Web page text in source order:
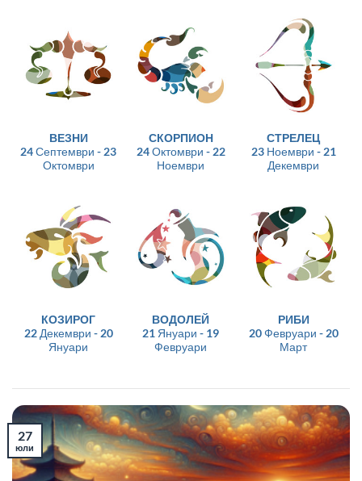
ВЕЗНИ
24 Септември - 23
Октомври
СКОРПИОН
24 Октомври - 22
Ноември
СТРЕЛЕЦ
23 Ноември - 21
Декември
КОЗИРОГ
22 Декември - 20
Януари
ВОДОЛЕЙ
21 Януари - 19
Февруари
РИБИ
20 Февруари - 20
Март
27
юли